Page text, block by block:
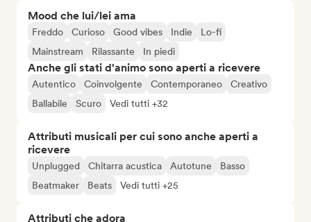
Mood che lui/lei ama
Freddo Curioso Good vibes Indie
Lo-fi
Mainstream
Rilassante In piedi
Anche gli stati d'animo sono aperti a ricevere
Autentico Coinvolgente Contemporaneo
Creativo
Ballabile
Scuro Vedi tutti +32
Attributi musicali per cui sono anche aperti a
ricevere
Unplugged Chitarra acustica Autotune
Basso
Beatmaker
Beats Vedi tutti +25
Attributi che adora